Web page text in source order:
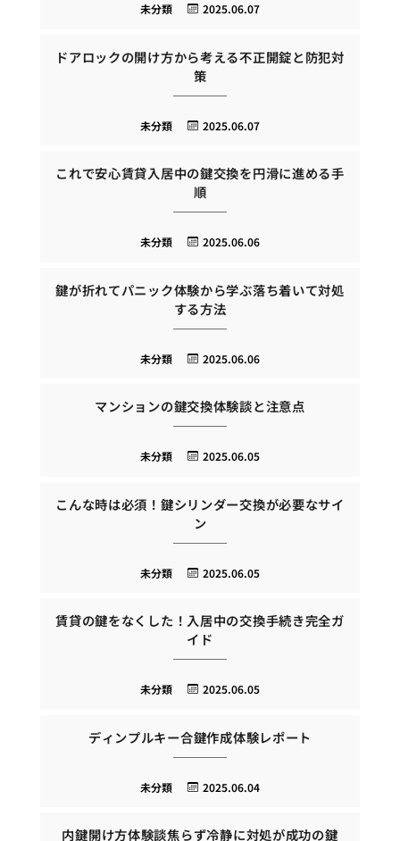
2025.06.07
未分類
ドアロックの開け方から考える不正開錠と防犯対
策
2025.06.07
未分類
これで安心賃貸入居中の鍵交換を円滑に進める手
順
2025.06.06
未分類
鍵が折れてパニック体験から学ぶ落ち着いて対処
する方法
2025.06.06
未分類
マンションの鍵交換体験談と注意点
2025.06.05
未分類
こんな時は必須！鍵シリンダー交換が必要なサイ
ン
2025.06.05
未分類
賃貸の鍵をなくした！入居中の交換手続き完全ガ
イド
2025.06.05
未分類
ディンプルキー合鍵作成体験レポート
2025.06.04
未分類
内鍵開け方体験談焦らず冷静に対処が成功の鍵